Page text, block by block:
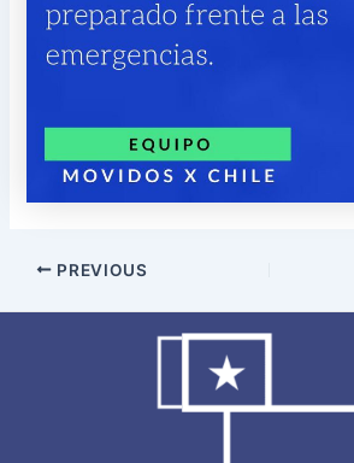
PREVIOUS